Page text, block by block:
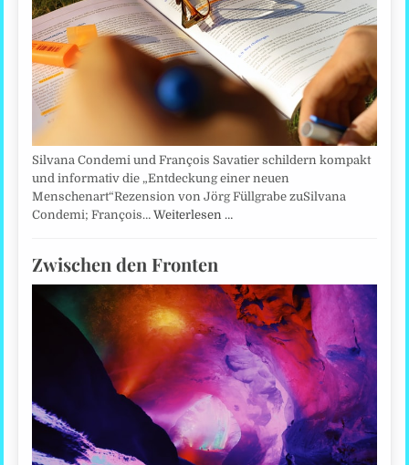
Silvana Condemi und François Savatier schildern kompakt
und informativ die „Entdeckung einer neuen
Menschenart“Rezension von Jörg Füllgrabe zuSilvana
Condemi; François…Weiterlesen …
Zwischen den Fronten